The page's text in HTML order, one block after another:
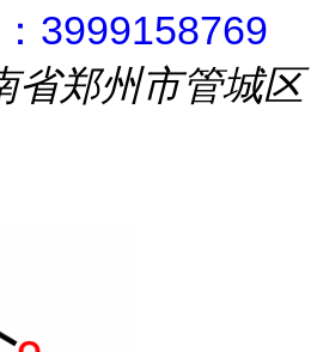
3999158769
省郑州市管城区